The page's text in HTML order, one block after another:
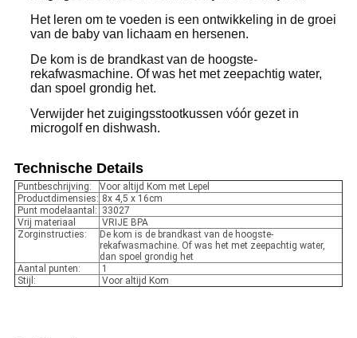
Het leren om te voeden is een ontwikkeling in de groei
van de baby van lichaam en hersenen.
De kom is de brandkast van de hoogste-
rekafwasmachine. Of was het met zeepachtig water,
dan spoel grondig het.
Verwijder het zuigingsstootkussen vóór gezet in
microgolf en dishwash.
Technische Details
Puntbeschrijving:
Voor altijd Kom met Lepel
Productdimensies: 8x 4,5 x 16cm
Punt modelaantal: 33027
Vrij materiaal
VRIJE BPA
Zorginstructies:
De kom is de brandkast van de hoogste-
rekafwasmachine. Of was het met zeepachtig water,
dan spoel grondig het
Aantal punten:
1
Stijl:
Voor altijd Kom